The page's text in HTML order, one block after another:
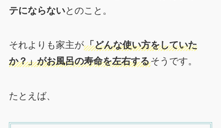
テにならないとのこと。
それよりも家主が「どんな使い方をしていた
か？」がお風呂の寿命を左右するそうです。
たとえば、